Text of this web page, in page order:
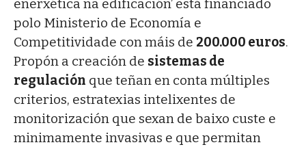
enerxética na edificación’ está financiado
polo Ministerio de Economía e
Competitividade con máis de 200.000 euros.
Propón a creación de sistemas de
regulación que teñan en conta múltiples
criterios, estratexias intelixentes de
monitorización que sexan de baixo custe e
minimamente invasivas e que permitan